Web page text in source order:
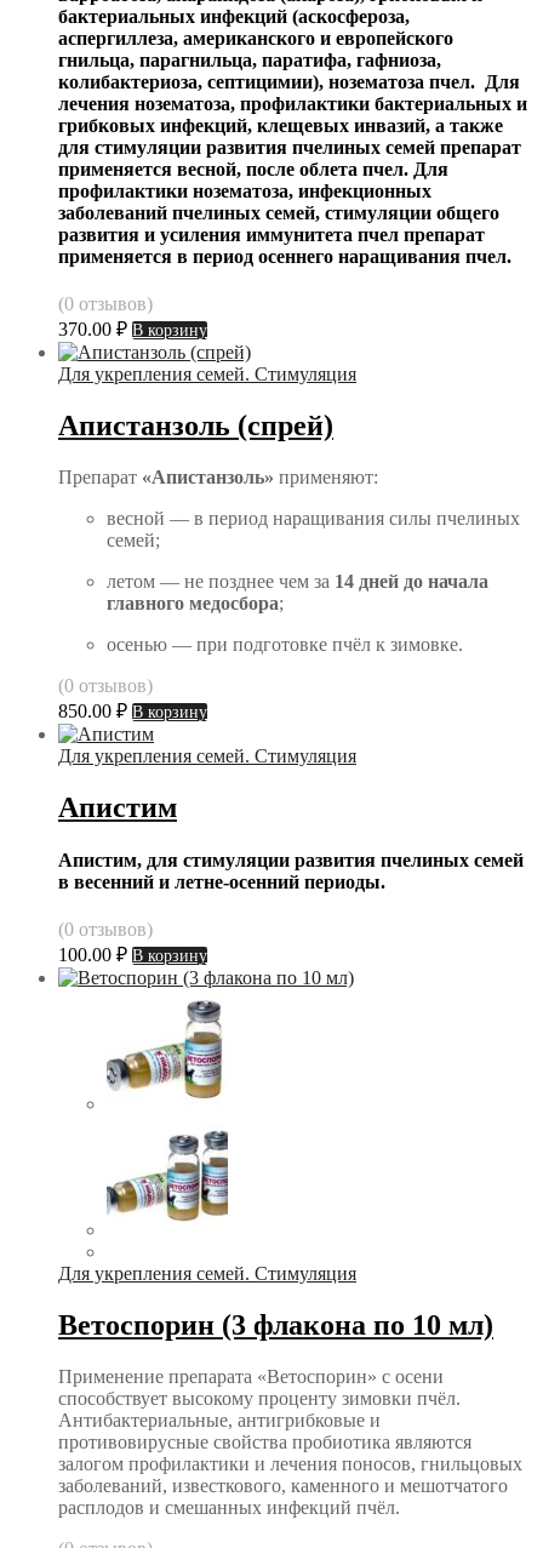
бактериальных инфекций (аскосфероза,
аспергиллеза, американского и европейского
гнильца, парагнильца, паратифа, гафниоза,
колибактериоза, септицимии), нозематоза пчел. Для
лечения нозематоза, профилактики бактериальных и
грибковых инфекций, клещевых инвазий, а также
для стимуляции развития пчелиных семей препарат
применяется весной, после облета пчел. Для
профилактики нозематоза, инфекционных
заболеваний пчелиных семей, стимуляции общего
развития и усиления иммунитета пчел препарат
применяется в период осеннего наращивания пчел.
(0 отзывов)
370.00 ₽ В корзину
Для укрепления семей. Стимуляция
Апистанзоль (спрей)
Препарат «Апистанзоль» применяют:
весной — в период наращивания силы пчелиных
семей;
летом — не позднее чем за 14 дней до начала
главного медосбора;
осенью — при подготовке пчёл к зимовке.
(0 отзывов)
850.00 ₽ В корзину
Для укрепления семей. Стимуляция
Апистим
Апистим, для стимуляции развития пчелиных семей
в весенний и летне-осенний периоды.
(0 отзывов)
100.00 ₽ В корзину
Для укрепления семей. Стимуляция
Ветоспорин (3 флакона по 10 мл)
Применение препарата «Ветоспорин» с осени
способствует высокому проценту зимовки пчёл.
Антибактериальные, антигрибковые и
противовирусные свойства пробиотика являются
залогом профилактики и лечения поносов, гнильцовых
заболеваний, известкового, каменного и мешотчатого
расплодов и смешанных инфекций пчёл.